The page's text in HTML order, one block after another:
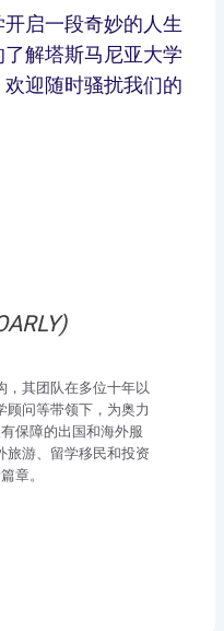
启一段奇妙的人生
解塔斯马尼亚大学
迎随时骚扰我们的
，其团队在多位十年以
顾问等带领下，为奥力
保障的出国和海外服
旅游、留学移民和投资
章。